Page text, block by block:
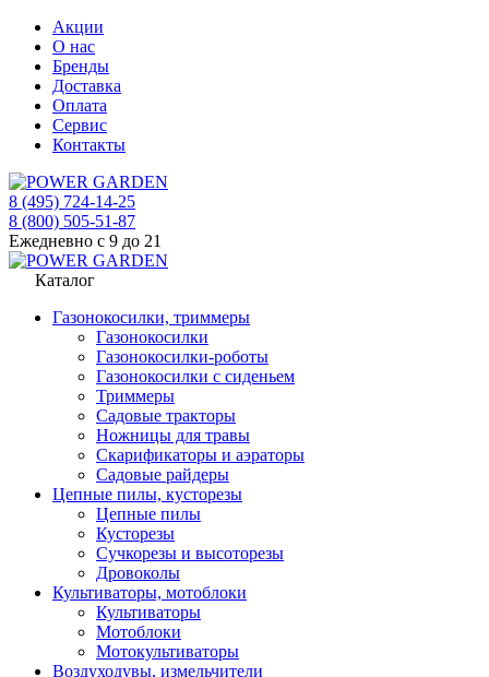
Акции
О нас
Бренды
Доставка
Оплата
Сервис
Контакты
8 (495) 724-14-25
8 (800) 505-51-87
Ежедневно с 9 до 21
Каталог
Газонокосилки, триммеры
Газонокосилки
Газонокосилки-роботы
Газонокосилки с сиденьем
Триммеры
Садовые тракторы
Ножницы для травы
Скарификаторы и аэраторы
Садовые райдеры
Цепные пилы, кусторезы
Цепные пилы
Кусторезы
Сучкорезы и высоторезы
Дровоколы
Культиваторы, мотоблоки
Культиваторы
Мотоблоки
Мотокультиваторы
Воздуходувы, измельчители